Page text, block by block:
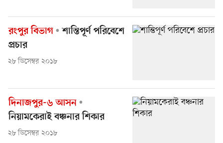
রংপুর বিভাগ
শান্তিপূর্ণ পরিবেশে
প্রচার
২৮ ডিসেম্বর ২০১৮
দিনাজপুর-৬ আসন
নিয়ামকেরাই বঞ্চনার শিকার
২৮ ডিসেম্বর ২০১৮